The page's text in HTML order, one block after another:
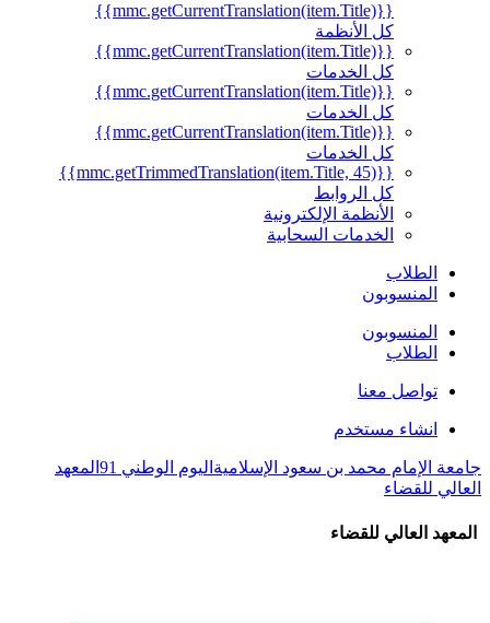
{{mmc.getCurrentTranslation(item.Title)}}
كل الأنظمة
{{mmc.getCurrentTranslation(item.Title)}}
كل الخدمات
{{mmc.getCurrentTranslation(item.Title)}}
كل الخدمات
{{mmc.getCurrentTranslation(item.Title)}}
كل الخدمات
{{mmc.getTrimmedTranslation(item.Title, 45)}}
كل الروابط
الأنظمة الإلكترونية
الخدمات السحابية
الطلاب
المنسوبون
المنسوبون
الطلاب
تواصل معنا
انشاء مستخدم
جامعة الإمام محمد بن سعود الإسلاميةاليوم الوطني 91
المعهد
العالي للقضاء
المعهد العالي للقضاء